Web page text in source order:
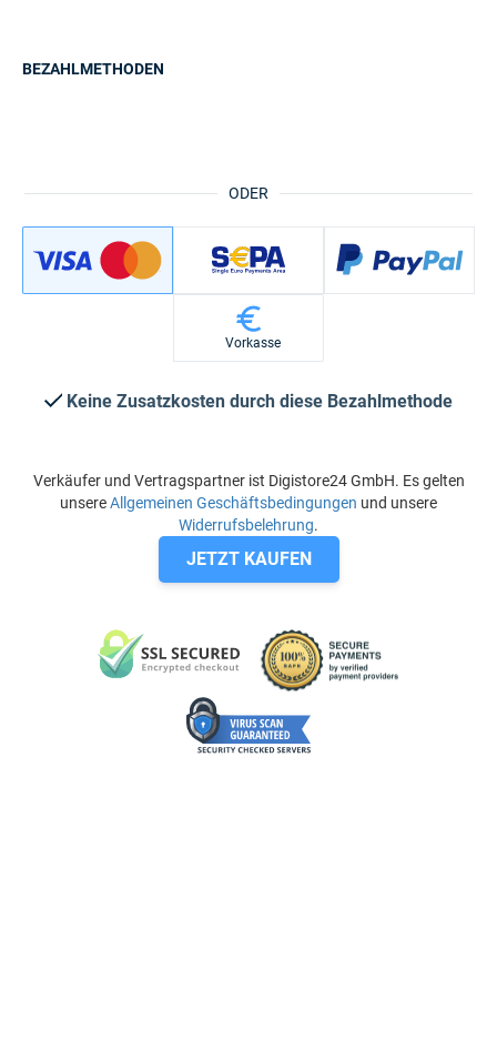
ODER
BEZAHLMETHODEN
Vorkasse
Keine Zusatzkosten durch diese Bezahlmethode
Verkäufer und Vertragspartner ist Digistore24 GmbH. Es gelten
unsereAllgemeinen Geschäftsbedingungen und unsere
Widerrufsbelehrung.
JETZT KAUFEN